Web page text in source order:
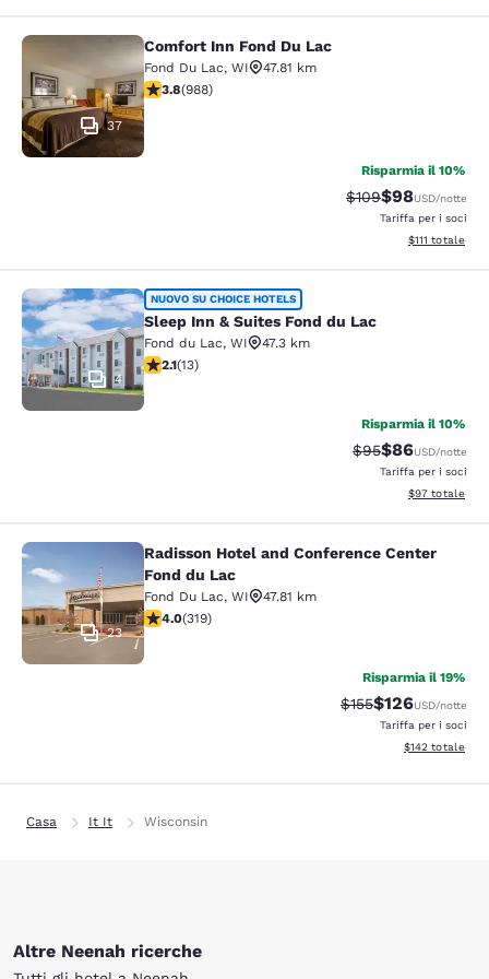
Comfort Inn Fond Du Lac
37
Comfort Inn Fond Du Lac
Fond Du Lac, WI
47.81 km
Valutazione di 3.79 stelle. Buono. 988 recensioni
3.8(988)
Risparmia il 10%
Tariffa di
$109Tariffa
$98USD/notte
Tariffa per i soci
Visualizza i
$111 totale
Sleep Inn & Suites Fond du Lac
4
NUOVO SU CHOICE HOTELS
Sleep Inn & Suites Fond du Lac
Fond du Lac, WI
47.3 km
Valutazione di 2.08 stelle. Discreto. 13 recensioni
2.1(13)
Risparmia il 10%
Tariffa di
$95Tariffa
$86USD/notte
Tariffa per i soci
Visualizza i
$97 totale
Radisson Hotel and Conference
23
Radisson Hotel and Conference Center
Fond du Lac
Fond Du Lac, WI
47.81 km
Valutazione di 4.05 stelle. Molto buono. 319 recensioni
4.0(319)
Risparmia il 19%
Tariffa di barratura:
$155Tariffa
$126USD/notte
Tariffa per i soci
Visualizza i
$142 totale
Casa It It Wisconsin
Altre Neenah ricerche